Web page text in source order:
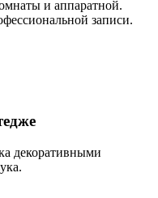
и аппаратной.
записи.
декоративными